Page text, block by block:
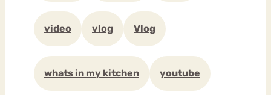
video vlog Vlog
whats in my kitchen youtube